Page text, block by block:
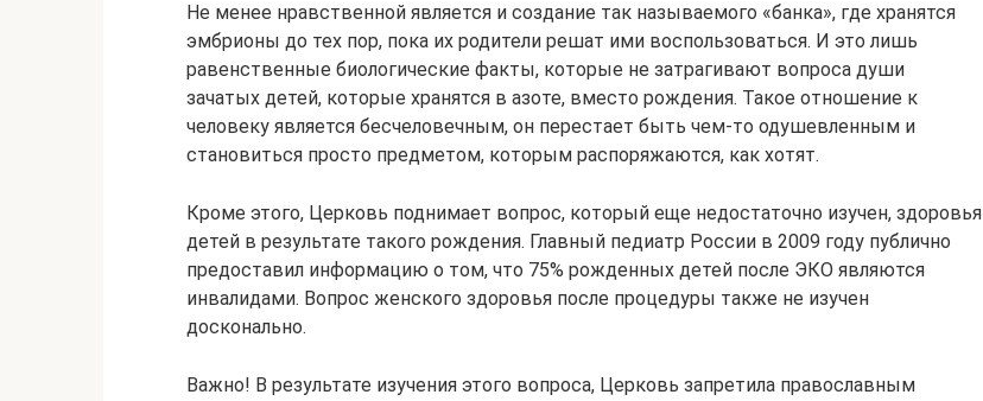
Не менее нравственной является и создание так называемого «банка», где хранятся
эмбрионы до тех пор, пока их родители решат ими воспользоваться. И это лишь
равенственные биологические факты, которые не затрагивают вопроса души
зачатых детей, которые хранятся в азоте, вместо рождения. Такое отношение к
человеку является бесчеловечным, он перестает быть чем-то одушевленным и
становиться просто предметом, которым распоряжаются, как хотят.
Кроме этого, Церковь поднимает вопрос, который еще недостаточно изучен, здоровья
детей в результате такого рождения. Главный педиатр России в 2009 году публично
предоставил информацию о том, что 75% рожденных детей после ЭКО являются
инвалидами. Вопрос женского здоровья после процедуры также не изучен
досконально.
Важно! В результате изучения этого вопроса, Церковь запретила православным